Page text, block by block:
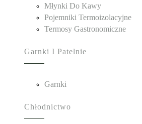
Młynki Do Kawy
Pojemniki Termoizolacyjne
Termosy Gastronomiczne
Garnki I Patelnie
Garnki
Chłodnictwo